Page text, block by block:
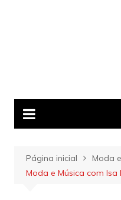
Página inicial
Moda
Moda e Música com Isa